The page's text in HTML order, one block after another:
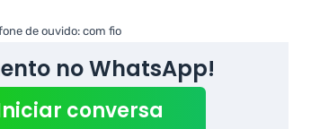
de ouvido: com fio
no WhatsApp!
conversa